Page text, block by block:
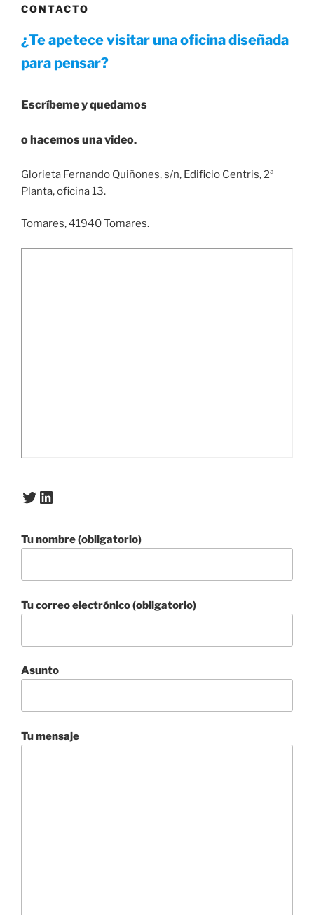
CONTACTO
¿Te apetece visitar una oficina diseñada
para pensar?
Escríbeme y quedamos
o hacemos una video.
Glorieta Fernando Quiñones, s/n, Edificio Centris, 2ª
Planta, oficina 13.
Tomares, 41940 Tomares.
Twitter
LinkedIn
Tu nombre (obligatorio)
Tu correo electrónico (obligatorio)
Asunto
Tu mensaje